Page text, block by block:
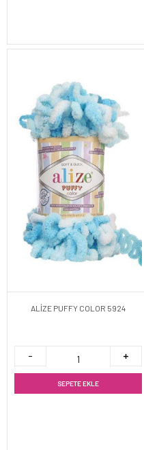
ALİZE PUFFY COLOR 5924
SEPETE EKLE